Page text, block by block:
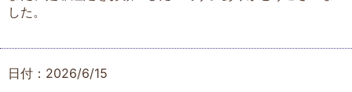
した。
日付：2026/6/15